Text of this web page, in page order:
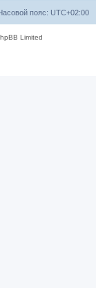
пояс: UTC+02:00
Limited